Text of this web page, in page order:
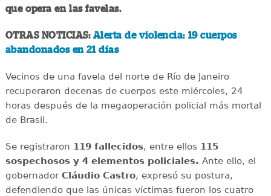
que opera en las favelas.
OTRAS NOTICIAS: Alerta de violencia: 19 cuerpos
abandonados en 21 días
Vecinos de una favela del norte de Río de Janeiro
recuperaron decenas de cuerpos este miércoles, 24
horas después de la megaoperación policial más mortal
de Brasil.
Se registraron 119 fallecidos, entre ellos 115
sospechosos y 4 elementos policiales. Ante ello, el
gobernador Cláudio Castro, expresó su postura,
defendiendo que las únicas víctimas fueron los cuatro